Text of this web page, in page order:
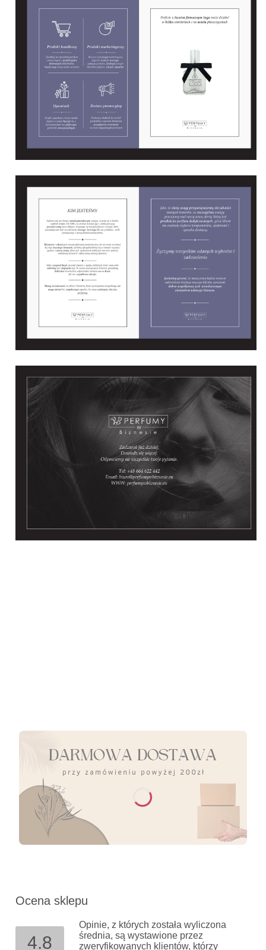
Ocena sklepu
4.8
Opinie, z których została wyliczona
średnia, są wystawione przez
zweryfikowanych klientów, którzy